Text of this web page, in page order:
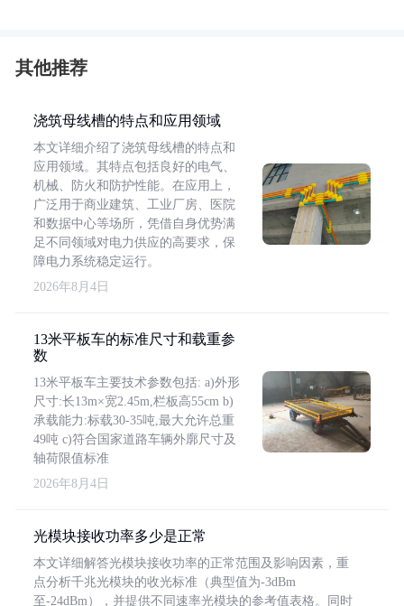
其他推荐
浇筑母线槽的特点和应用领域
本文详细介绍了浇筑母线槽的特点和
应用领域。其特点包括良好的电气、
机械、防火和防护性能。在应用上，
广泛用于商业建筑、工业厂房、医院
和数据中心等场所，凭借自身优势满
足不同领域对电力供应的高要求，保
障电力系统稳定运行。
2026年8月4日
13米平板车的标准尺寸和载重参
数
13米平板车主要技术参数包括: a)外形
尺寸:长13m×宽2.45m,栏板高55cm b)
承载能力:标载30-35吨,最大允许总重
49吨 c)符合国家道路车辆外廓尺寸及
轴荷限值标准
2026年8月4日
光模块接收功率多少是正常
本文详细解答光模块接收功率的正常范围及影响因素，重
点分析千兆光模块的收光标准（典型值为-3dBm
至-24dBm），并提供不同速率光模块的参考值表格。同时